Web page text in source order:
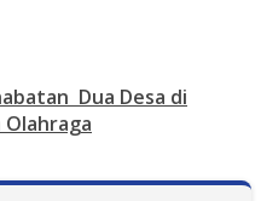
Dua Desa di